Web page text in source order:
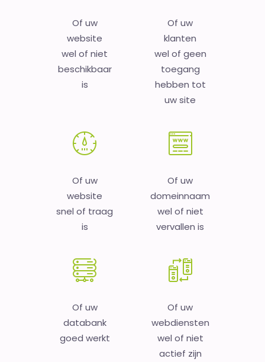
Of uw
website
wel of niet
beschikbaar
is
Of uw
klanten
wel of geen
toegang
hebben tot
uw site
Of uw
website
snel of traag
is
Of uw
domeinnaam
wel of niet
vervallen is
Of uw
databank
goed werkt
Of uw
webdiensten
wel of niet
actief zijn